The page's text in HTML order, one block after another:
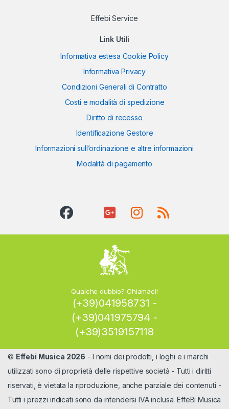
Effebi Service
Link Utili
Informativa estesa Cookie Policy
Informativa Privacy
Condizioni Generali di Contratto
Costi e modalità di spedizione
Diritto di recesso
Identificazione Gestore
Informazioni sull’ordinazione e altre informazioni
Modalità di pagamento
Qualche dubbio? Chiamaci!
(+39)041958731 -
(+39)041975794 -
(+39)3519157118
© Effebi Musica 2026 - I nomi dei prodotti, i loghi e i marchi
utilizzati sono di proprietà delle rispettive società - Tutti i diritti
riservati, è vietata la riproduzione, anche parziale dei contenuti -
Tutti i prezzi indicati sono da intendersi IVA inclusa. EffeBi Musica